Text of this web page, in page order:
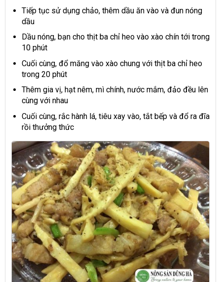
Tiếp tục sử dụng chảo, thêm dầu ăn vào và đun nóng
dầu
Dầu nóng, bạn cho thịt ba chỉ heo vào xào chín tới trong
10 phút
Cuối cùng, đổ măng vào xào chung với thịt ba chỉ heo
trong 20 phút
Thêm gia vị, hạt nêm, mì chính, nước mắm, đảo đều lên
cùng với nhau
Cuối cùng, rắc hành lá, tiêu xay vào, tắt bếp và đổ ra đĩa
rồi thưởng thức